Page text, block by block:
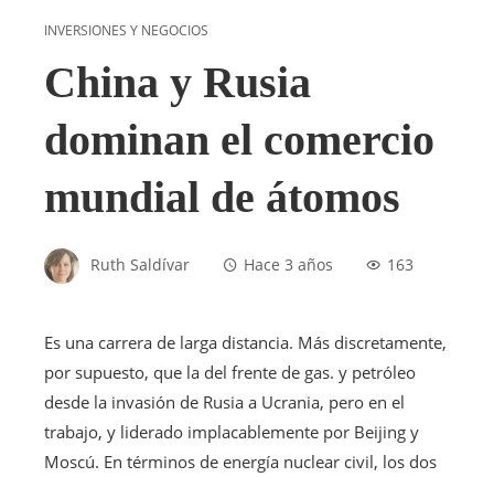
INVERSIONES Y NEGOCIOS
China y Rusia
dominan el comercio
mundial de átomos
Ruth Saldívar Hace 3 años 163
Es una carrera de larga distancia. Más discretamente,
por supuesto, que la del frente de gas. y petróleo
desde la invasión de Rusia a Ucrania, pero en el
trabajo, y liderado implacablemente por Beijing y
Moscú. En términos de energía nuclear civil, los dos